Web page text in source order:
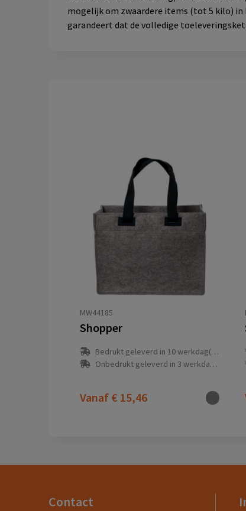
mogelijk om zwaardere items (tot 5 kilo) in
garandeert dat de volledige
MW44185
Shopper
Bedrukt geleverd in 10 werkdag(en)
Onbedrukt geleverd in 3 werkdag(en)
Vanaf € 15,46
Contact